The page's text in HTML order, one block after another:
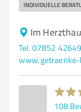
INDIVIDUELLE
Im
Tel. 07852
108